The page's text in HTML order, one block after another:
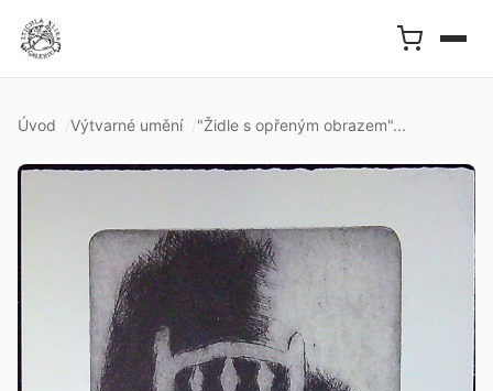
Úvod Výtvarné umění "Židle s opřeným obrazem"...